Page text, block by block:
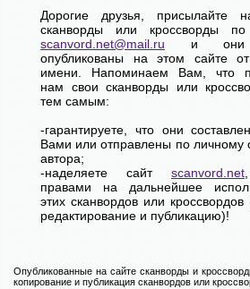
Дорогие друзья, присылайте
сканворды или кроссворды по
scanvord.net@mail.ru и они
опубликованы на этом сайте
имени. Напоминаем Вам, что
нам свои сканворды или
тем самым:
-гарантируете, что они
Вами или отправлены по личному
автора;
-наделяете сайт scanvord.net
правами на дальнейшее
этих сканвордов или кроссвордов
редактирование и публикацию)!
Опубликованные на сайте сканворды и
копирование и публикация сканвордов или